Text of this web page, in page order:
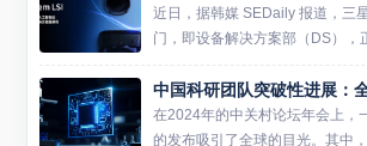
大规模采购寒...
近日，据韩媒 SEDaily 报道，三
门，即设备解决方案部（DS），
务的组织结构进行最后阶段的审
布调整决定。系统 LSI 部门在三
在2024年的中关村论坛年会上，
的发布吸引了全球的目光。其中